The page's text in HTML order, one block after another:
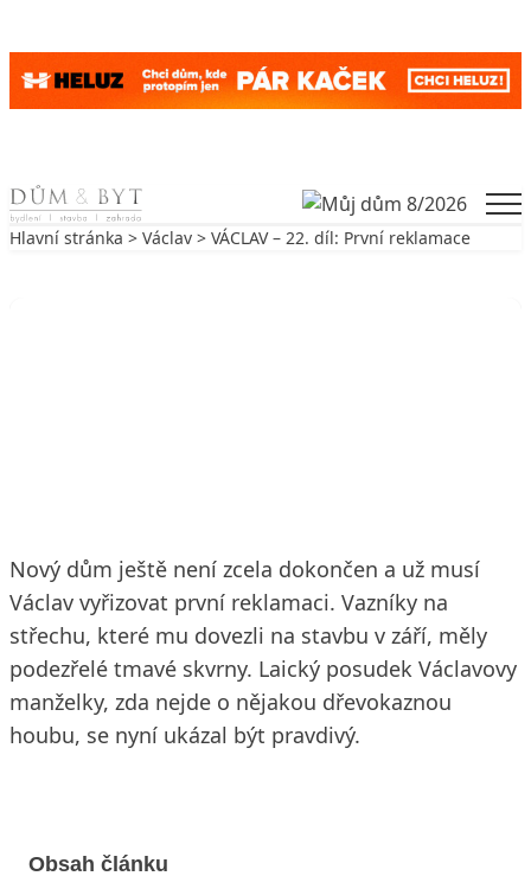
Skip to content
Hlavní stránka > Václav > VÁCLAV – 22. díl: První reklamace
Nový dům ještě není zcela dokončen a už musí
Václav vyřizovat první reklamaci. Vazníky na
střechu, které mu dovezli na stavbu v září, měly
podezřelé tmavé skvrny. Laický posudek Václavovy
manželky, zda nejde o nějakou dřevokaznou
houbu, se nyní ukázal být pravdivý.
Obsah článku